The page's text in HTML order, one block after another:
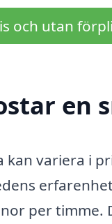
och utan
en
kan variera i
per